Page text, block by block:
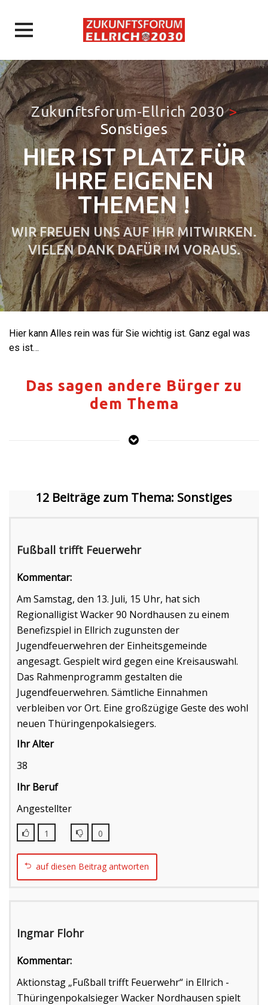
Skip
to
content
Zukunftsforum-Ellrich 2030>
Sonstiges
HIER IST PLATZ FÜR
IHRE EIGENEN
THEMEN !
WIR FREUEN UNS AUF IHR MITWIRKEN.
VIELEN DANK DAFÜR IM VORAUS.
Hier kann Alles rein was für Sie wichtig ist. Ganz egal was
es ist…
Das sagen andere Bürger zu
dem Thema
12 Beiträge zum Thema: Sonstiges
Fußball trifft Feuerwehr
Kommentar:
Am Samstag, den 13. Juli, 15 Uhr, hat sich
Regionalligist Wacker 90 Nordhausen zu einem
Benefizspiel in Ellrich zugunsten der
Jugendfeuerwehren der Einheitsgemeinde
angesagt. Gespielt wird gegen eine Kreisauswahl.
Das Rahmenprogramm gestalten die
Jugendfeuerwehren. Sämtliche Einnahmen
verbleiben vor Ort. Eine großzügige Geste des wohl
neuen Thüringenpokalsiegers.
Ihr Alter
38
Ihr Beruf
Angestellter
1 0
auf diesen Beitrag antworten
Ingmar Flohr
Kommentar:
Aktionstag „Fußball trifft Feuerwehr“ in Ellrich -
Thüringenpokalsieger Wacker Nordhausen spielt